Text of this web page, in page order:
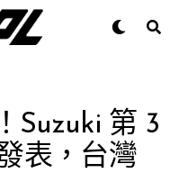
Suzuki 第 3
表，台灣